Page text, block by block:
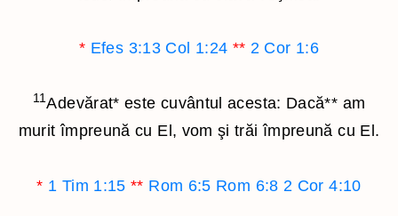
* Efes 3:13 Col 1:24 ** 2 Cor 1:6
11Adevărat* este cuvântul acesta: Dacă** am
murit împreună cu El, vom şi trăi împreună cu El.
* 1 Tim 1:15 ** Rom 6:5 Rom 6:8 2 Cor 4:10